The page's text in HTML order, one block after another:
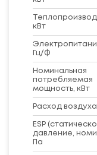
кВт
Гц/Ф
Номинальная
потребляемая
мощность, кВт
Расход
ESP
давление,
Па